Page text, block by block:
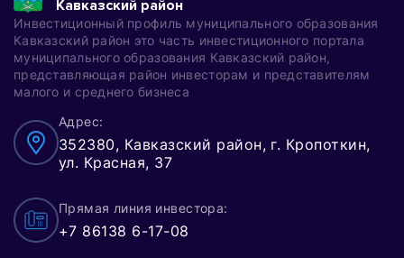
Кавказский район
Инвестиционный профиль муниципального образования
Кавказский район это часть инвестиционного портала
муниципального образования Кавказский район,
представляющая район инвесторам и представителям
малого и среднего бизнеса
Адрес:
352380, Кавказский район, г. Кропоткин,
ул. Красная, 37
Прямая линия инвестора:
+7 86138 6-17-08